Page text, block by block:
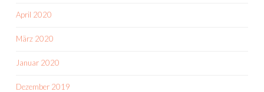
April 2020
März 2020
Januar 2020
Dezember 2019